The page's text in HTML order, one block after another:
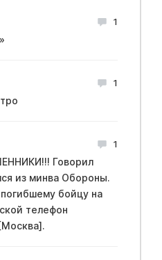
1
1
1
Говорил
из минва Обopoны.
бoйцу на
телефон
МТС [Москва].